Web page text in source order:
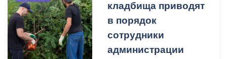
кладбища приводят
в порядок
сотрудники
администрации